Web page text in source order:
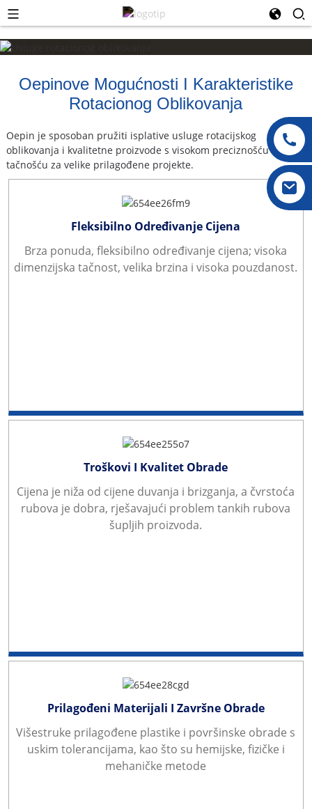
Oepinove Mogućnosti I Karakteristike
Rotacionog Oblikovanja
Oepin je sposoban pružiti isplative usluge rotacijskog
oblikovanja i kvalitetne proizvode s visokom preciznošću i
tačnošću za velike prilagođene projekte.
Fleksibilno Određivanje Cijena
Brza ponuda, fleksibilno određivanje cijena; visoka
dimenzijska tačnost, velika brzina i visoka pouzdanost.
Troškovi I Kvalitet Obrade
Cijena je niža od cijene duvanja i brizganja, a čvrstoća
rubova je dobra, rješavajući problem tankih rubova
šupljih proizvoda.
Prilagođeni Materijali I Završne Obrade
Višestruke prilagođene plastike i površinske obrade s
uskim tolerancijama, kao što su hemijske, fizičke i
mehaničke metode